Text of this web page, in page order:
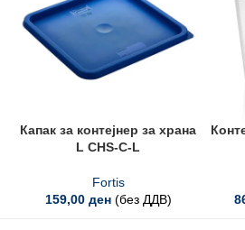
Капак за контејнер за храна
L CHS-C-L
Fortis
159,00 ден (без ДДВ)